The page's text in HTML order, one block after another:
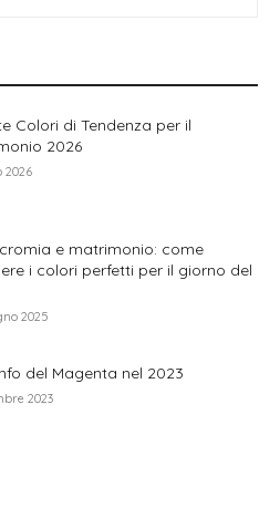
Colori di Tendenza per il
2026
2026
e matrimonio: come
i colori perfetti per il giorno del
2025
del Magenta nel 2023
2023